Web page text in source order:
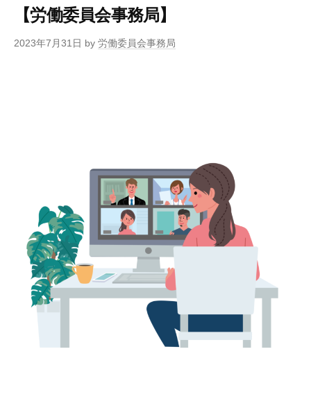
【労働委員会事務局】
2023年7月31日 by 労働委員会事務局